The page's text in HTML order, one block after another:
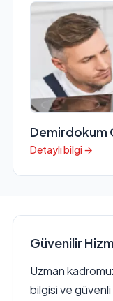
Demirdokum
Detaylı bilgi →
Güvenilir
Uzman
bilgisi ve